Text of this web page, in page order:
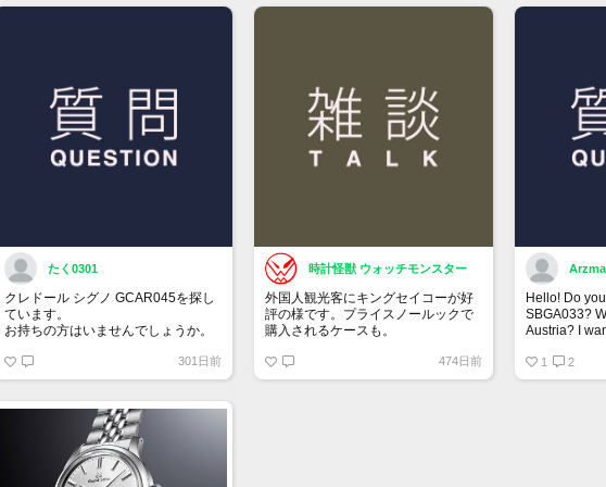
たく0301
クレドール シグノ GCAR045を探し
ています。
お持ちの方はいませんでしょうか。
301日前
時計怪獣 ウォッチモンスター
外国人観光客にキングセイコーが好
評の様です。プライスノールックで
購入されるケースも。
474日前
Arzma
Hello! Do
SBGA033?
Austria? I
1 2